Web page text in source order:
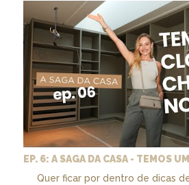
Quer ficar por dentro de dicas